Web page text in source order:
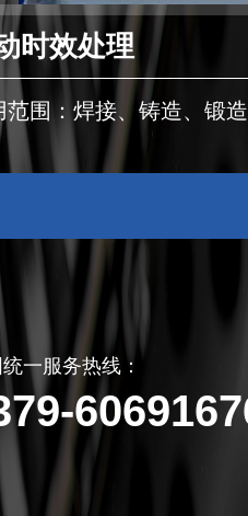
时效处理
范围：焊接、铸造、锻
一服务热线：